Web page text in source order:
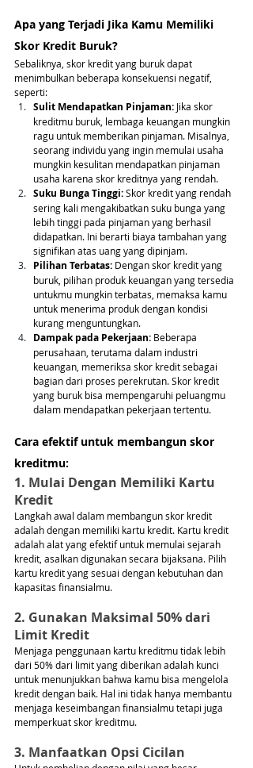
Apa yang Terjadi Jika Kamu Memiliki
Skor Kredit Buruk?
Sebaliknya, skor kredit yang buruk dapat
menimbulkan beberapa konsekuensi negatif,
seperti:
Sulit Mendapatkan Pinjaman: Jika skor
kreditmu buruk, lembaga keuangan mungkin
ragu untuk memberikan pinjaman. Misalnya,
seorang individu yang ingin memulai usaha
mungkin kesulitan mendapatkan pinjaman
usaha karena skor kreditnya yang rendah.
Suku Bunga Tinggi: Skor kredit yang rendah
sering kali mengakibatkan suku bunga yang
lebih tinggi pada pinjaman yang berhasil
didapatkan. Ini berarti biaya tambahan yang
signifikan atas uang yang dipinjam.
Pilihan Terbatas: Dengan skor kredit yang
buruk, pilihan produk keuangan yang tersedia
untukmu mungkin terbatas, memaksa kamu
untuk menerima produk dengan kondisi
kurang menguntungkan.
Dampak pada Pekerjaan: Beberapa
perusahaan, terutama dalam industri
keuangan, memeriksa skor kredit sebagai
bagian dari proses perekrutan. Skor kredit
yang buruk bisa mempengaruhi peluangmu
dalam mendapatkan pekerjaan tertentu.
Cara efektif untuk membangun skor
kreditmu:
1. Mulai Dengan Memiliki Kartu
Kredit
Langkah awal dalam membangun skor kredit
adalah dengan memiliki kartu kredit. Kartu kredit
adalah alat yang efektif untuk memulai sejarah
kredit, asalkan digunakan secara bijaksana. Pilih
kartu kredit yang sesuai dengan kebutuhan dan
kapasitas finansialmu.
2. Gunakan Maksimal 50% dari
Limit Kredit
Menjaga penggunaan kartu kreditmu tidak lebih
dari 50% dari limit yang diberikan adalah kunci
untuk menunjukkan bahwa kamu bisa mengelola
kredit dengan baik. Hal ini tidak hanya membantu
menjaga keseimbangan finansialmu tetapi juga
memperkuat skor kreditmu.
3. Manfaatkan Opsi Cicilan